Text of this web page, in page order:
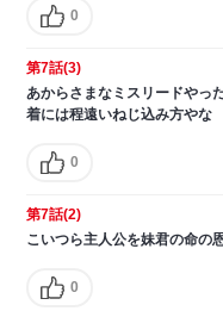
0
第7話(3)
あからさまなミスリードやっ
着には程遠いねじ込み方やな
0
第7話(2)
こいつら主人公を妹君の命の
0